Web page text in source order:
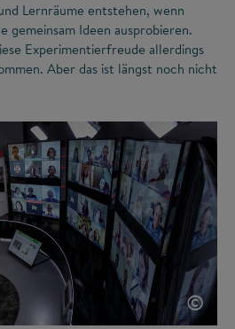
Lernräume entstehen, wenn
gemeinsam Ideen ausprobieren.
Experimentierfreude allerdings
Aber das ist längst noch nicht
©